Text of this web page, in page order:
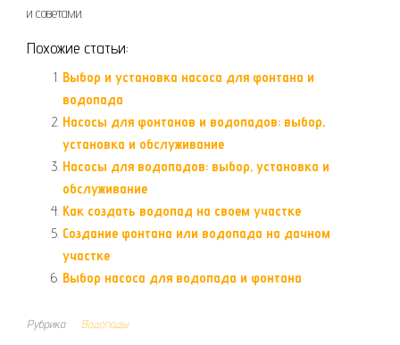
и советами.
Похожие статьи:
Выбор и установка насоса для фонтана и
водопада
Насосы для фонтанов и водопадов: выбор,
установка и обслуживание
Насосы для водопадов: выбор, установка и
обслуживание
Как создать водопад на своем участке
Создание фонтана или водопада на дачном
участке
Выбор насоса для водопада и фонтана
Рубрика Водопады